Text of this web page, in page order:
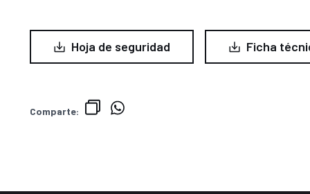
Hoja de seguridad Ficha
Comparte: